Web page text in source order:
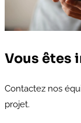
Vous êtes
Contactez nos
projet.